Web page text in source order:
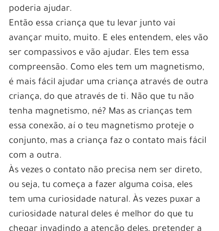
poderia ajudar.
Então essa criança que tu levar junto vai
avançar muito, muito. E eles entendem, eles vão
ser compassivos e vão ajudar. Eles tem essa
compreensão. Como eles tem um magnetismo,
é mais fácil ajudar uma criança através de outra
criança, do que através de ti. Não que tu não
tenha magnetismo, né? Mas as crianças tem
essa conexão, aí o teu magnetismo proteje o
conjunto, mas a criança faz o contato mais fácil
com a outra.
Às vezes o contato não precisa nem ser direto,
ou seja, tu começa a fazer alguma coisa, eles
tem uma curiosidade natural. Às vezes puxar a
curiosidade natural deles é melhor do que tu